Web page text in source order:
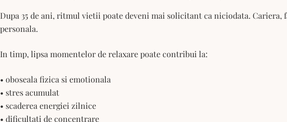
Dupa 35 de ani, ritmul vietii poate deveni mai solicitant ca niciodata.
personala.
In timp, lipsa momentelor de relaxare poate contribui la:
• oboseala fizica si emotionala
• stres acumulat
• scaderea energiei zilnice
• dificultati de concentrare